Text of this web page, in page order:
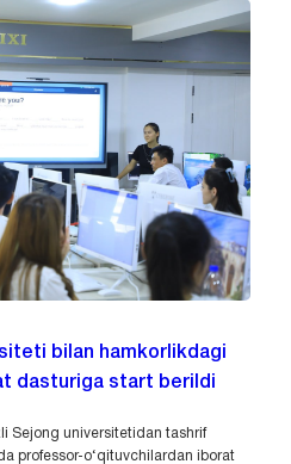
bilan hamkorlikdagi
dasturiga start berildi
Sejong universitetidan tashrif
professor-o‘qituvchilardan iborat